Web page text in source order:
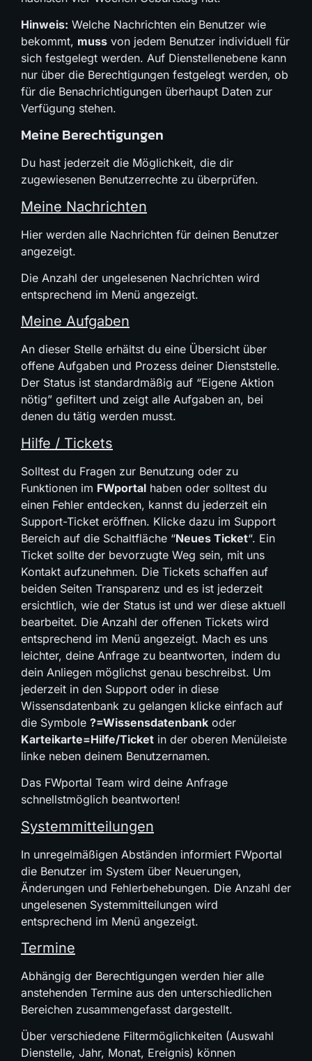
Hinweis: Welche Nachrichten ein Benutzer wie
bekommt, muss von jedem Benutzer individuell für
sich festgelegt werden. Auf Dienstellenebene kann
nur über die Berechtigungen festgelegt werden, ob
für die Benachrichtigungen überhaupt Daten zur
Verfügung stehen.
Meine Berechtigungen
Du hast jederzeit die Möglichkeit, die dir
zugewiesenen Benutzerrechte zu überprüfen.
Meine Nachrichten
Hier werden alle Nachrichten für deinen Benutzer
angezeigt.
Die Anzahl der ungelesenen Nachrichten wird
entsprechend im Menü angezeigt.
Meine Aufgaben
An dieser Stelle erhältst du eine Übersicht über
offene Aufgaben und Prozess deiner Dienststelle.
Der Status ist standardmäßig auf “Eigene Aktion
nötig” gefiltert und zeigt alle Aufgaben an, bei
denen du tätig werden musst.
Hilfe / Tickets
Solltest du Fragen zur Benutzung oder zu
Funktionen im FWportal haben oder solltest du
einen Fehler entdecken, kannst du jederzeit ein
Support-Ticket eröffnen. Klicke dazu im Support
Bereich auf die Schaltfläche “Neues Ticket“. Ein
Ticket sollte der bevorzugte Weg sein, mit uns
Kontakt aufzunehmen. Die Tickets schaffen auf
beiden Seiten Transparenz und es ist jederzeit
ersichtlich, wie der Status ist und wer diese aktuell
bearbeitet. Die Anzahl der offenen Tickets wird
entsprechend im Menü angezeigt. Mach es uns
leichter, deine Anfrage zu beantworten, indem du
dein Anliegen möglichst genau beschreibst. Um
jederzeit in den Support oder in diese
Wissensdatenbank zu gelangen klicke einfach auf
die Symbole ?=Wissensdatenbank oder
Karteikarte=Hilfe/Ticket in der oberen Menüleiste
linke neben deinem Benutzernamen.
Das FWportal Team wird deine Anfrage
schnellstmöglich beantworten!
Systemmitteilungen
In unregelmäßigen Abständen informiert FWportal
die Benutzer im System über Neuerungen,
Änderungen und Fehlerbehebungen. Die Anzahl der
ungelesenen Systemmitteilungen wird
entsprechend im Menü angezeigt.
Termine
Abhängig der Berechtigungen werden hier alle
anstehenden Termine aus den unterschiedlichen
Bereichen zusammengefasst dargestellt.
Über verschiedene Filtermöglichkeiten (Auswahl
Dienstelle, Jahr, Monat, Ereignis) können